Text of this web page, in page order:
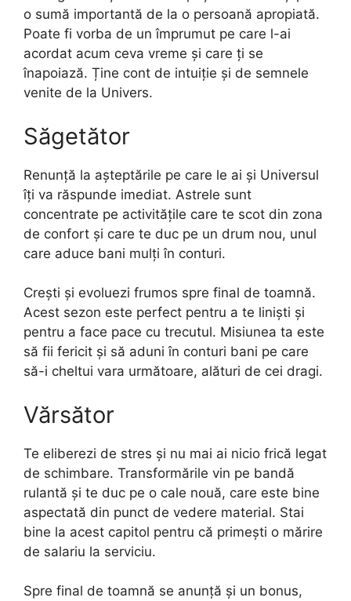
o sumă importantă de la o persoană apropiată.
Poate fi vorba de un împrumut pe care l-ai
acordat acum ceva vreme și care ți se
înapoiază. Ține cont de intuiție și de semnele
venite de la Univers.
Săgetător
Renunță la așteptările pe care le ai și Universul
îți va răspunde imediat. Astrele sunt
concentrate pe activitățile care te scot din zona
de confort și care te duc pe un drum nou, unul
care aduce bani mulți în conturi.
Crești și evoluezi frumos spre final de toamnă.
Acest sezon este perfect pentru a te liniști și
pentru a face pace cu trecutul. Misiunea ta este
să fii fericit și să aduni în conturi bani pe care
să-i cheltui vara următoare, alături de cei dragi.
Vărsător
Te eliberezi de stres și nu mai ai nicio frică legat
de schimbare. Transformările vin pe bandă
rulantă și te duc pe o cale nouă, care este bine
aspectată din punct de vedere material. Stai
bine la acest capitol pentru că primești o mărire
de salariu la serviciu.
Spre final de toamnă se anunță și un bonus,